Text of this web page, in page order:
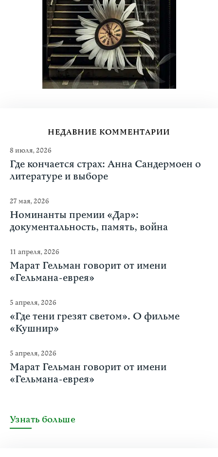
НЕДАВНИЕ КОММЕНТАРИИ
8 июля, 2026
Где кончается страх: Анна Сандермоен о
литературе и выборе
27 мая, 2026
Номинанты премии «Дар»:
документальность, память, война
11 апреля, 2026
Марат Гельман говорит от имени
«Гельмана-еврея»
5 апреля, 2026
«Где тени грезят светом». О фильме
«Кушнир»
5 апреля, 2026
Марат Гельман говорит от имени
«Гельмана-еврея»
Узнать больше